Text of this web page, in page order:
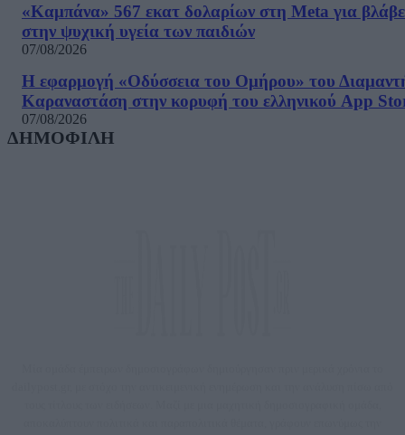
«Καμπάνα» 567 εκατ δολαρίων στη Meta για
στην ψυχική υγεία των παιδιών
07/08/2026
Η εφαρμογή «Οδύσσεια του Ομήρου» του
Καραναστάση στην κορυφή του ελληνικού App
07/08/2026
ΔΗΜΟΦΙΛΗ